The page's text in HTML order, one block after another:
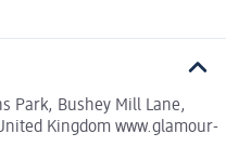
Park, Bushey Mill Lane,
Kingdom www.glamour-